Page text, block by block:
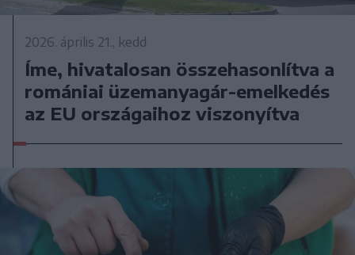
2026. április 21., kedd
Íme, hivatalosan összehasonlítva a
romániai üzemanyagár-emelkedés
az EU országaihoz viszonyítva